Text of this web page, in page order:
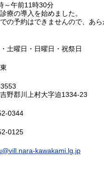
～午前11時30分
療の導入を始めました。
の予約はできませんので、あ
土曜日・日曜日・祝祭日
野郡川上村大字迫1334-23
0344
0125
kawakami.lg.jp